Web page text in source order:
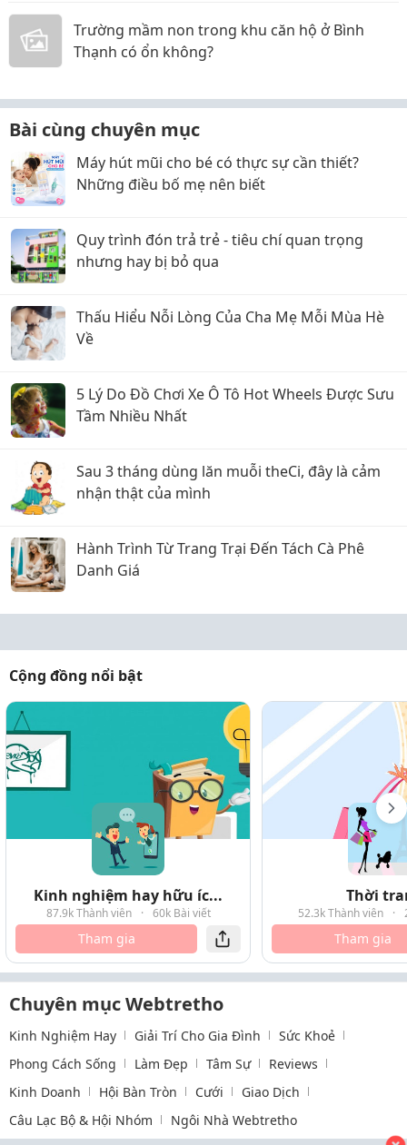
Trường mầm non trong khu căn hộ ở Bình
Thạnh có ổn không?
Bài cùng chuyên mục
Máy hút mũi cho bé có thực sự cần thiết?
Những điều bố mẹ nên biết
Quy trình đón trả trẻ - tiêu chí quan trọng
nhưng hay bị bỏ qua
Thấu Hiểu Nỗi Lòng Của Cha Mẹ Mỗi Mùa Hè
Về
5 Lý Do Đồ Chơi Xe Ô Tô Hot Wheels Được Sưu
Tầm Nhiều Nhất
Sau 3 tháng dùng lăn muỗi theCi, đây là cảm
nhận thật của mình
Hành Trình Từ Trang Trại Đến Tách Cà Phê
Danh Giá
Cộng đồng nổi bật
Kinh nghiệm hay hữu íc...
87.9k Thành viên · 60k Bài viết
Tham gia
Thời
52.3k Thành viên ·
Tham gia
Chuyên mục Webtretho
Kinh Nghiệm Hay Giải Trí Cho Gia Đình
Sức Khoẻ
Phong Cách Sống
Làm Đẹp Tâm Sự
Reviews
Kinh Doanh
Hội Bàn Tròn Cưới
Giao Dịch
Câu Lạc Bộ & Hội Nhóm
Ngôi Nhà Webtretho